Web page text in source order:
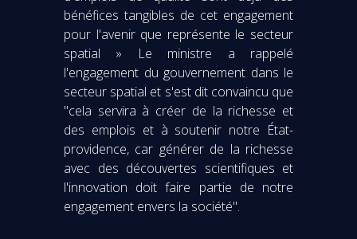
bénéfices tangibles de cet engagement
pour l'avenir que représente le secteur
spatial » Le ministre a rappelé
l'engagement du gouvernement dans le
secteur spatial et s'est dit convaincu que
"cela servira à créer de la richesse et
des emplois et à soutenir notre État-
providence, car générer de la richesse
avec des découvertes scientifiques et
l'innovation doit faire partie de notre
engagement envers la société".